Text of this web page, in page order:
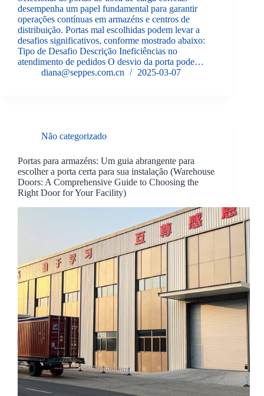
desempenha um papel fundamental para garantir
operações contínuas em armazéns e centros de
distribuição. Portas mal escolhidas podem levar a
desafios significativos, conforme mostrado abaixo:
Tipo de Desafio Descrição Ineficiências no
atendimento de pedidos O desvio da porta pode…
diana@seppes.com.cn
2025-03-07
Não categorizado
Portas para armazéns: Um guia abrangente para
escolher a porta certa para sua instalação (Warehouse
Doors: A Comprehensive Guide to Choosing the
Right Door for Your Facility)